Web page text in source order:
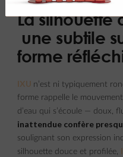
La silhouette
une subtile
forme
IXU n’est ni typiquement
forme rappelle le
d’eau qui s’écoule — doux,
inattendue confère
soulignant son expression
silhouette douce et profilée,